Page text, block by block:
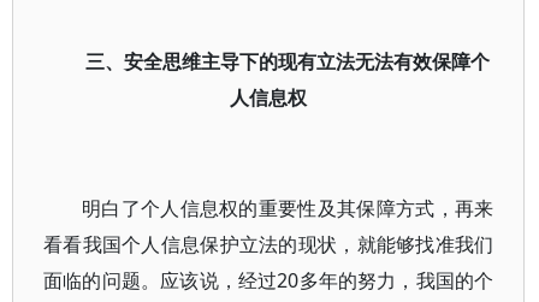
三、安全思维主导下的现有立法无法有效保障个
人信息权
明白了个人信息权的重要性及其保障方式，再来
看看我国个人信息保护立法的现状，就能够找准我们
面临的问题。应该说，经过20多年的努力，我国的个